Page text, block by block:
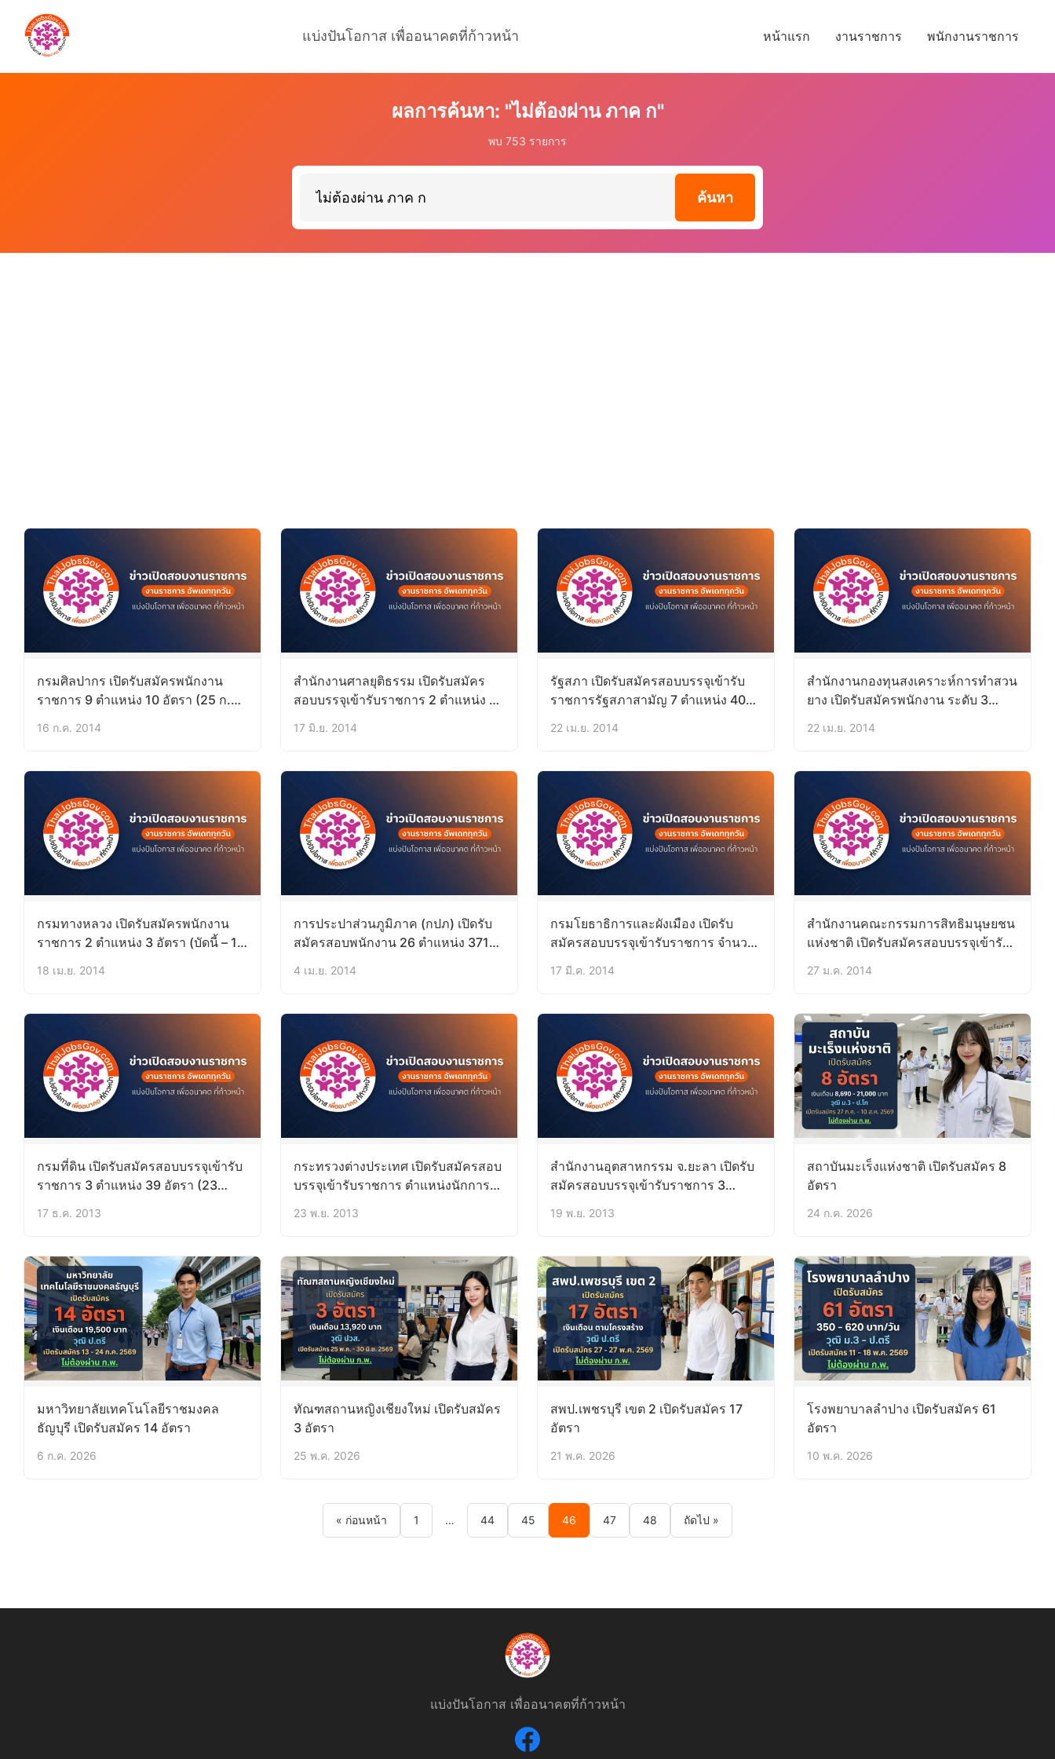
แบ่งปันโอกาส เพื่ออนาคตที่ก้าวหน้า หน้าแรก งานราชการ พนักงานราชการ
ผลการค้นหา: "ไม่ต้องผ่าน ภาค ก"
พบ 753 รายการ
ค้นหา
กรมศิลปากร เปิดรับสมัครพนักงาน
ราชการ 9 ตำแหน่ง 10 อัตรา (25 ก.ค.
16 ก.ค. 2014
สำนักงานศาลยุติธรรม เปิดรับสมัคร
สอบบรรจุเข้ารับราชการ 2 ตำแหน่ง 35
17 มิ.ย. 2014
รัฐสภา เปิดรับสมัครสอบบรรจุเข้ารับ
ราชการรัฐสภาสามัญ 7 ตำแหน่ง 40
22 เม.ย. 2014
สำนักงานกองทุนสงเคราะห์การทำสวน
ยาง เปิดรับสมัครพนักงาน ระดับ 3
22 เม.ย. 2014
กรมทางหลวง เปิดรับสมัครพนักงาน
ราชการ 2 ตำแหน่ง 3 อัตรา (บัดนี้ – 1
18 เม.ย. 2014
การประปาส่วนภูมิภาค (กปภ) เปิดรับ
สมัครสอบพนักงาน 26 ตำแหน่ง 371
4 เม.ย. 2014
กรมโยธาธิการและผังเมือง เปิดรับ
สมัครสอบบรรจุเข้ารับราชการ จำนวน
3 ตำแหน่ง 4 อัตรา (24 มี.ค. – 17
17 มี.ค. 2014
สำนักงานคณะกรรมการสิทธิมนุษยชน
แห่งชาติ เปิดรับสมัครสอบบรรจุเข้ารับ
27 ม.ค. 2014
กรมที่ดิน เปิดรับสมัครสอบบรรจุเข้ารับ
ราชการ 3 ตำแหน่ง 39 อัตรา (23
17 ธ.ค. 2013
กระทรวงต่างประเทศ เปิดรับสมัครสอบ
บรรจุเข้ารับราชการ ตำแหน่งนักการ
23 พ.ย. 2013
สำนักงานอุตสาหกรรม จ.ยะลา เปิดรับ
สมัครสอบบรรจุเข้ารับราชการ 3
19 พ.ย. 2013
สถาบันมะเร็งแห่งชาติ เปิดรับสมัคร 8
อัตรา
24 ก.ค. 2026
มหาวิทยาลัยเทคโนโลยีราชมงคล
ธัญบุรี เปิดรับสมัคร 14 อัตรา
6 ก.ค. 2026
ทัณฑสถานหญิงเชียงใหม่ เปิดรับสมัคร
3 อัตรา
25 พ.ค. 2026
สพป.เพชรบุรี เขต 2 เปิดรับสมัคร 17
อัตรา
21 พ.ค. 2026
โรงพยาบาลลำปาง เปิดรับสมัคร 61
อัตรา
10 พ.ค. 2026
« ก่อนหน้า 1 … 44 45 46 47 48 ถัดไป »
แบ่งปันโอกาส เพื่ออนาคตที่ก้าวหน้า